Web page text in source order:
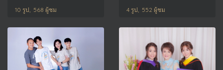
10 รูป, 568 ผู้ชม 4 รูป, 552 ผู้ชม